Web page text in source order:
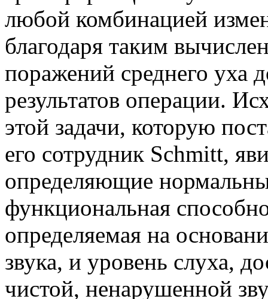
любой комбинацией
благодаря таким
поражений среднего уха
результатов операции.
этой задачи, которую
его сотрудник Schmitt,
определяющие
функциональная
определяемая на
звука, и уровень слуха,
чистой, ненарушенной